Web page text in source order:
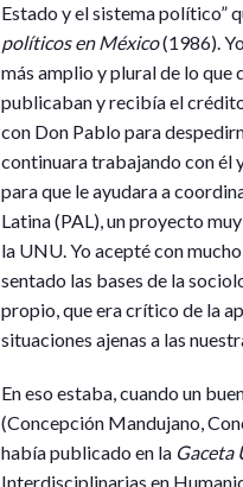
Estado y el sistema político”
políticos en México(1986).
más amplio y plural de lo que
publicaban y recibía el
con Don Pablo para
continuara trabajando con él
para que le ayudara a
Latina (PAL), un proyecto
la UNU. Yo acepté con
sentado las bases de la
propio, que era crítico de la
situaciones ajenas a las
En eso estaba, cuando un
(Concepción Mandujano,
había publicado en la Gaceta
Interdisciplinarias en